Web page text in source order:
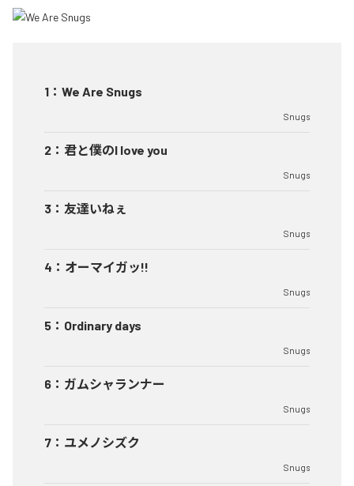
1 ： We Are Snugs
Snugs
2 ： 君と僕のI love you
Snugs
3 ： 友達いねぇ
Snugs
4 ： オーマイガッ!!
Snugs
5 ： Ordinary days
Snugs
6 ： ガムシャランナー
Snugs
7 ： ユメノシズク
Snugs